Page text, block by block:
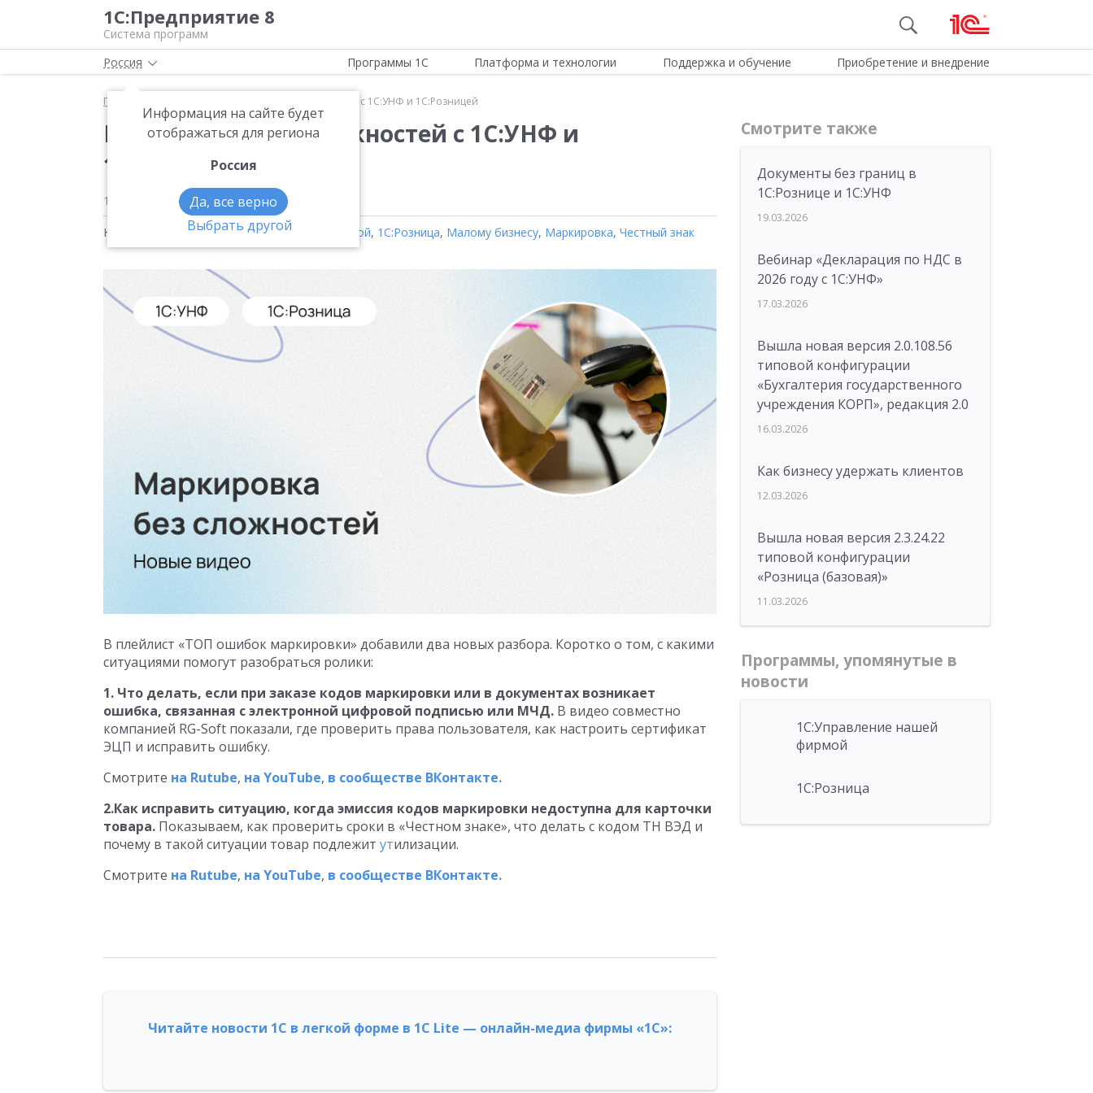
1С:Предприятие 8
Система программ
Россия
Информация на сайте будет
отображаться для региона
Россия
Да, все верно
Выбрать другой
Программы 1С Платформа и технологии Поддержка и обучение Приобретение и внедрение
Главная Маркировка без сложностей с 1С:УНФ и 1С:Розницей
Маркировка без сложностей с 1С:УНФ и
1С:Розницей
16.03.2026
Новости на тему:1С:Управление нашей фирмой, 1С:Розница, Малому бизнесу, Маркировка, Честный знак
В плейлист «ТОП ошибок маркировки» добавили два новых разбора. Коротко о том, с какими
ситуациями помогут разобраться ролики:
1. Что делать, если при заказе кодов маркировки или в документах возникает
ошибка, связанная с электронной цифровой подписью или МЧД. В видео совместно
компанией RG-Soft показали, где проверить права пользователя, как настроить сертификат
ЭЦП и исправить ошибку.
Смотрите на Rutube, на YouTube, в сообществе ВКонтакте.
2.Как исправить ситуацию, когда эмиссия кодов маркировки недоступна для карточки
товара. Показываем, как проверить сроки в «Честном знаке», что делать с кодом ТН ВЭД и
почему в такой ситуации товар подлежит утилизации.
Смотрите на Rutube, на YouTube, в сообществе ВКонтакте.
Читайте новости 1С в легкой форме в 1С Lite — онлайн-медиа фирмы «1С»:
Смотрите также
Документы без границ в
1С:Рознице и 1С:УНФ
19.03.2026
Вебинар «Декларация по НДС в
2026 году с 1С:УНФ»
17.03.2026
Вышла новая версия 2.0.108.56
типовой конфигурации
«Бухгалтерия государственного
учреждения КОРП», редакция 2.0
16.03.2026
Как бизнесу удержать клиентов
12.03.2026
Вышла новая версия 2.3.24.22
типовой конфигурации
«Розница (базовая)»
11.03.2026
Программы, упомянутые в
новости
1С:Управление нашей
фирмой
1С:Розница